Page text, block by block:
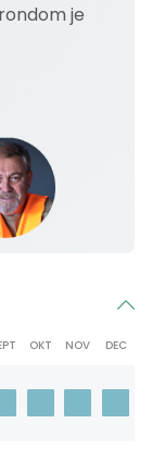
je
OKT NOV DEC